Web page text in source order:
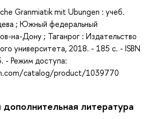
Granmiatik mit Ubungen : учеб.
; Южный федеральный
на-Дону ; Таганрог : Издательство
университета, 2018. - 185 с. - ISBN
Режим доступа:
catalog/product/1039770
литература